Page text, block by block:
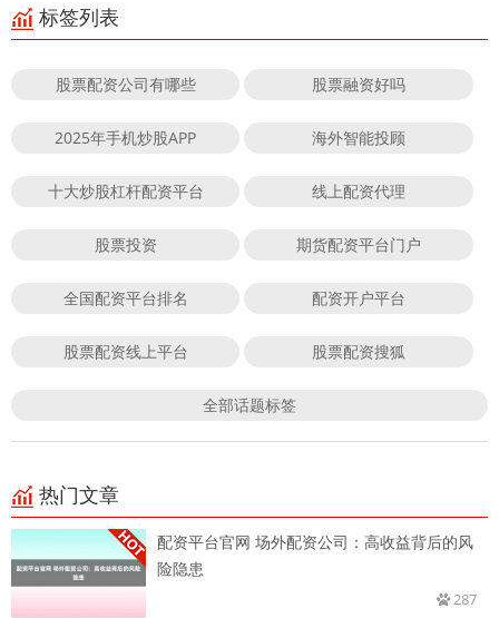
标签列表
股票配资公司有哪些 股票融资好吗
2025年手机炒股APP 海外智能投顾
十大炒股杠杆配资平台 线上配资代理
股票投资 期货配资平台门户
全国配资平台排名 配资开户平台
股票配资线上平台 股票配资搜狐
全部话题标签
热门文章
配资平台官网 场外配资公司：高收益背后的风
险隐患
287